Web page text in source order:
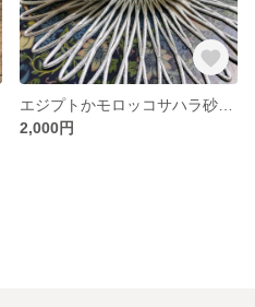
2,000円